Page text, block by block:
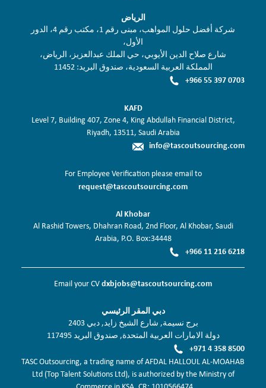
الرياض
شركة أفضل حلول المواهب، مبنى رقم 1، مكتب رقم 4، الدور
الأول،
شارع صلاح الدين الأيوبي، حي الملك عبدالعزيز، الرياض،
المملكة العربية السعودية، صندوق البريد: 11452
+966 55 397 0703
KAFD
Level 7, Building 407, Zone 4, King Abdullah Financial District,
Riyadh, 13511, Saudi Arabia
info@tascoutsourcing.com
For Employee Verification please email to
request@tascoutsourcing.com
Al Khobar
Al Rashid Towers, Dhahran Road, 2nd Floor, Al Khobar, Saudi
Arabia, P.O. Box:34448
+966 11 216 6218
Email your CVdxbjobs@tascoutsourcing.com
دبي المقر الرئيسي
برج نسيمة, شارع الشيخ زايد, دبي 2403
دولة الامارات العربية المتحدة, صندوق البريد 117495
+971 4 358 8500
TASC Outsourcing, a trading name of AFDAL HALLOUL AL-MOAHAB
Ltd (Top Talent Solutions Ltd), is authorized by the Ministry of